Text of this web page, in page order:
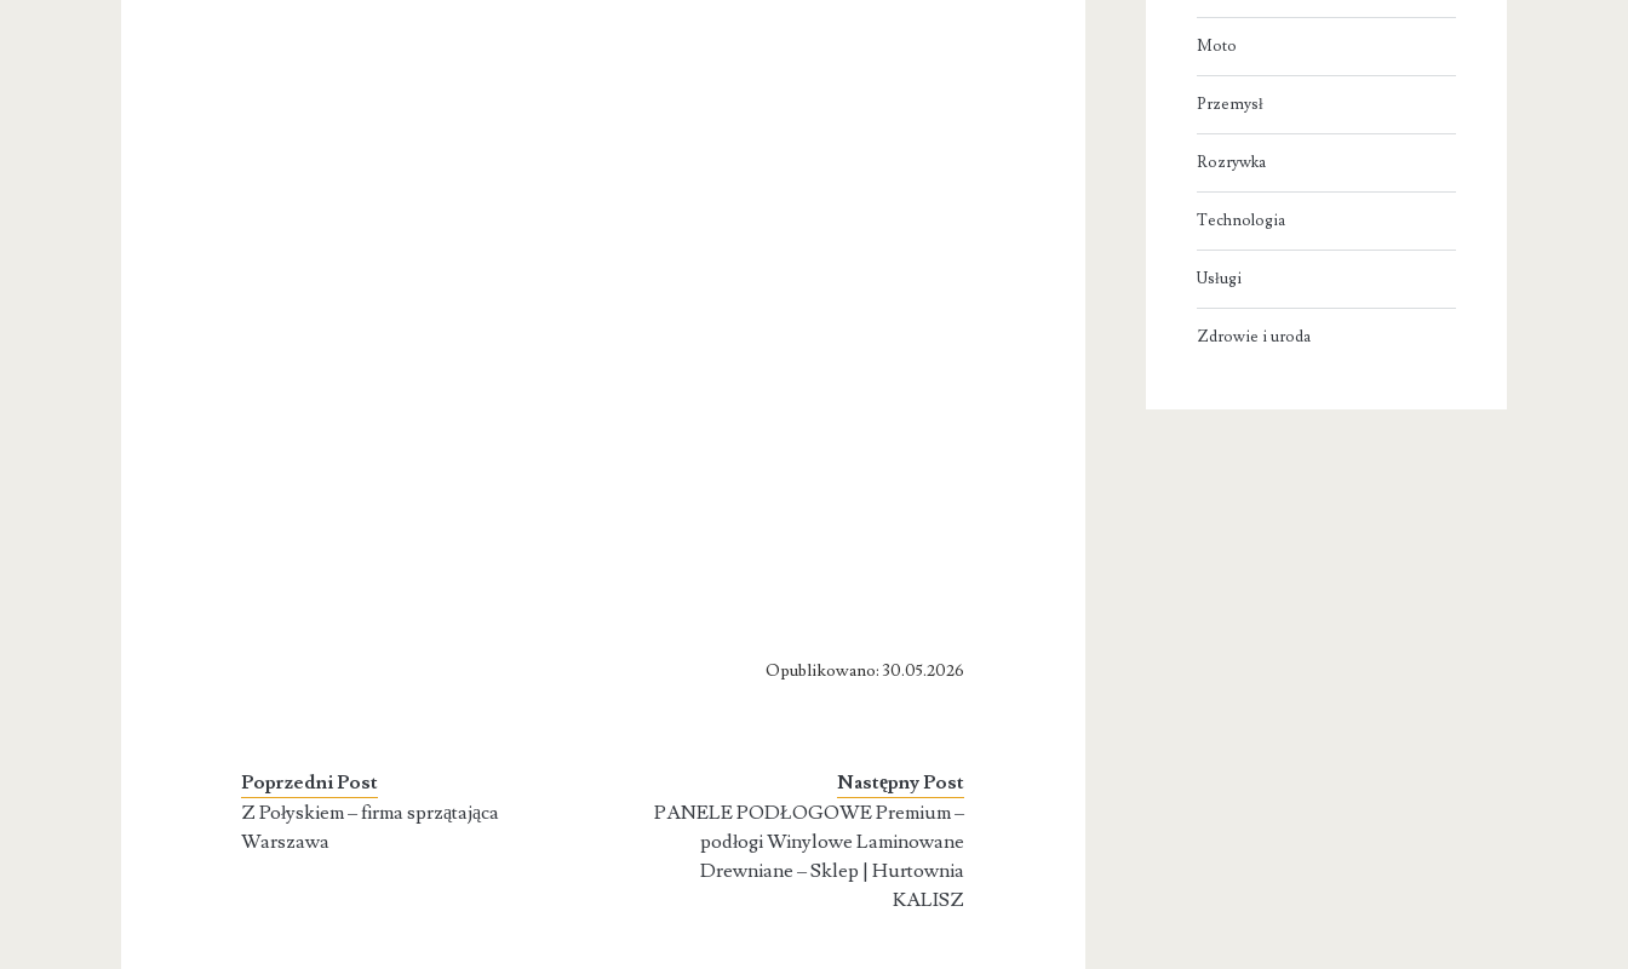
Opublikowano: 30.05.2026
Poprzedni Post
Z Połyskiem – firma sprzątająca
Warszawa
Następny Post
PANELE PODŁOGOWE Premium –
podłogi Winylowe Laminowane
Drewniane – Sklep | Hurtownia
KALISZ
Moto
Przemysł
Rozrywka
Technologia
Usługi
Zdrowie i uroda